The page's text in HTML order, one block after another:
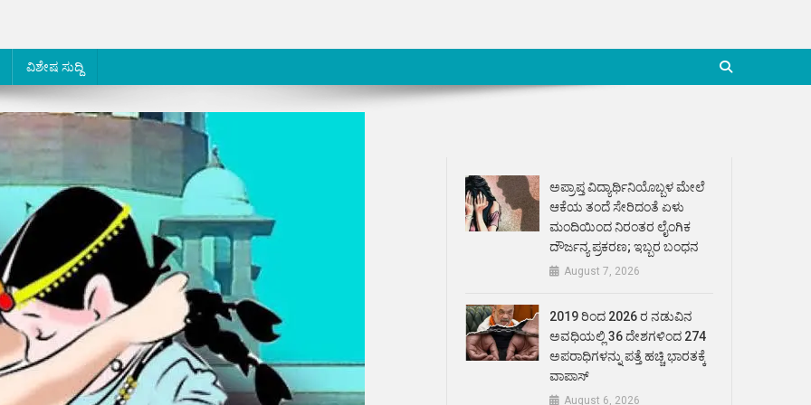
ವಿಶೇಷ ಸುದ್ದಿ
ಅಪ್ರಾಪ್ತ ವಿದ್ಯಾರ್ಥಿನಿಯೊಬ್ಬಳ ಮೇಲೆ
ಆಕೆಯ ತಂದೆ ಸೇರಿದಂತೆ ಏಳು
ಮಂದಿಯಿಂದ ನಿರಂತರ ಲೈಂಗಿಕ
ದೌರ್ಜನ್ಯ ಪ್ರಕರಣ; ಇಬ್ಬರ ಬಂಧನ
August 7, 2026
2019 ರಿಂದ 2026 ರ ನಡುವಿನ
ಅವಧಿಯಲ್ಲಿ 36 ದೇಶಗಳಿಂದ 274
ಅಪರಾಧಿಗಳನ್ನು ಪತ್ತೆ ಹಚ್ಚಿ ಭಾರತಕ್ಕೆ
ವಾಪಾಸ್
August 6, 2026